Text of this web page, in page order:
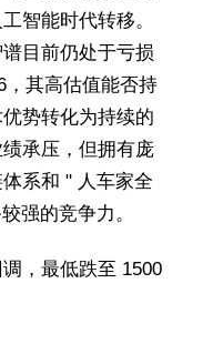
智能时代转移。
目前仍处于亏损
，其高估值能否持
势转化为持续的
承压，但拥有庞
系和 " 人车家全
强的竞争力。
，最低跌至 1500